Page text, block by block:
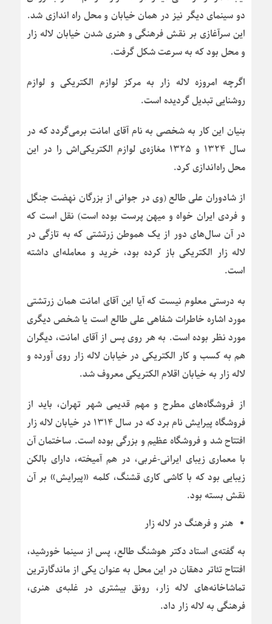
دو سینمای دیگر نیز در همان خیابان و محل راه اندازی شد.
این سرآغازی بر نقش فرهنگی و هنری شدن خیابان لاله زار
و محل بود که به سرعت شکل گرفت.
اگرچه امروزه لاله زار به مرکز لوازم الکتریکی و لوازم
روشنایی تبدیل گردیده است.
بنیان این کار به شخصی به نام آقای امانت برمی‌گردد که در
سال ۱۳۲۴ و ۱۳۲۵ مغازه‌ی لوازم الکتریکی‌اش را در این
محل راه‌اندازی کرد.
از شادوران علی طالع (وی در جوانی از بزرگان نهضت جنگل
و فردی ایران خواه و میهن پرست بوده است) نقل است که
در آن سال‌های دور از یک هموطن زرتشتی که به تازگی در
لاله زار الکتریکی باز کرده بود، خرید و معامله‌ای داشته
است.
به درستی معلوم نیست که آیا این آقای امانت همان زرتشتی
مورد اشاره خاطرات شفاهی علی طالع است یا شخص دیگری
مورد نظر بوده است. به هر روی پس از آقای امانت، دیگران
هم به کسب و کار الکتریکی در خیابان لاله زار روی آورده و
لاله زار به خیابان اقلام الکتریکی معروف شد.
از فروشگاه‌های مطرح و مهم قدیمی شهر تهران، باید از
فروشگاه پیرایش نام برد که در سال ۱۳۱۴ در خیابان لاله زار
افتتاح شد و فروشگاه عظیم و بزرگی بوده است. ساختمان آن
با معماری زیبای ایرانی-غربی، در هم آمیخته، دارای بالکن
زیبایی بود که با کاشی کاری قشنگ، کلمه «پیرایش» بر آن
نقش بسته بود.
هنر و فرهنگ در لاله زار
به گفته‌ی استاد دکتر هوشنگ طالع، پس از سینما خورشید،
افتتاح تئاتر دهقان در این محل به عنوان یکی از ماندگارترین
تماشاخانه‌های لاله زار، رونق بیشتری در غلبه‌ی هنری،
فرهنگی به لاله زار داد.